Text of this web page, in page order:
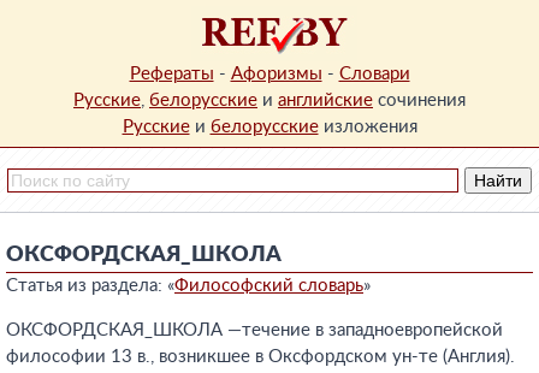
Рефераты - Афоризмы - Словари
Русские, белорусские и английские сочинения
Русскиеи белорусскиеизложения
ОКСФОРДСКАЯ_ШКОЛА
Статья из раздела: «Философский словарь»
ОКСФОРДСКАЯ_ШКОЛА —течение в западноевропейской
философии 13 в., возникшее в Оксфордском ун-те (Англия).